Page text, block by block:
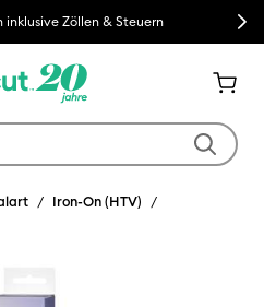
inklusive Zöllen & Steuern Next
Iron-On (HTV)